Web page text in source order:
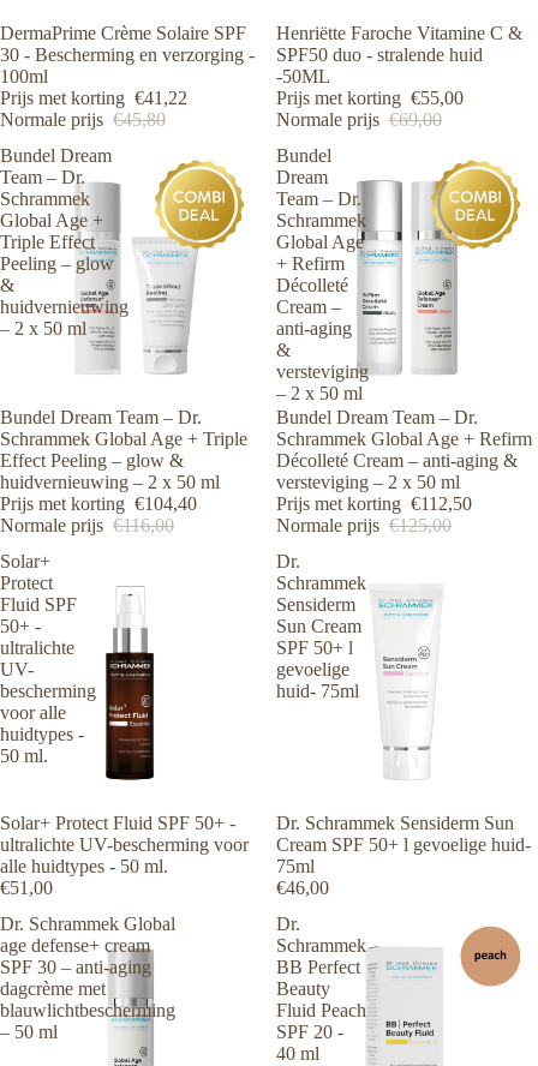
Aanbieding
DermaPrime Crème Solaire SPF
30 - Bescherming en verzorging -
100ml
Prijs met korting €41,22
Normale prijs €45,80
Aanbieding
Henriëtte Faroche Vitamine C &
SPF50 duo - stralende huid
-50ML
Prijs met korting €55,00
Normale prijs €69,00
Bundel Dream
Team – Dr.
Schrammek
Global Age +
Triple Effect
Peeling – glow
&
huidvernieuwing
– 2 x 50 ml
Aanbieding
Bundel Dream Team – Dr.
Schrammek Global Age + Triple
Effect Peeling – glow &
huidvernieuwing – 2 x 50 ml
Prijs met korting €104,40
Normale prijs €116,00
Bundel
Dream
Team – Dr.
Schrammek
Global Age
+ Refirm
Décolleté
Cream –
anti-aging
&
versteviging
– 2 x 50 ml
Aanbieding
Bundel Dream Team – Dr.
Schrammek Global Age + Refirm
Décolleté Cream – anti-aging &
versteviging – 2 x 50 ml
Prijs met korting €112,50
Normale prijs €125,00
Solar+
Protect
Fluid SPF
50+ -
ultralichte
UV-
bescherming
voor alle
huidtypes -
50 ml.
Solar+ Protect Fluid SPF 50+ -
ultralichte UV-bescherming voor
alle huidtypes - 50 ml.
€51,00
Dr.
Schrammek
Sensiderm
Sun Cream
SPF 50+ l
gevoelige
huid- 75ml
Dr. Schrammek Sensiderm Sun
Cream SPF 50+ l gevoelige huid-
75ml
€46,00
Dr. Schrammek Global
age defense+ cream
SPF 30 – anti-aging
dagcrème met
blauwlichtbescherming
– 50 ml
Dr.
Schrammek
BB Perfect
Beauty
Fluid Peach
SPF 20 -
40 ml